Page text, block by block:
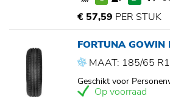
€ 57,59 PER STUK
FORTUNA GOWIN
MAAT: 185/65
Geschikt voor
Op voorraad